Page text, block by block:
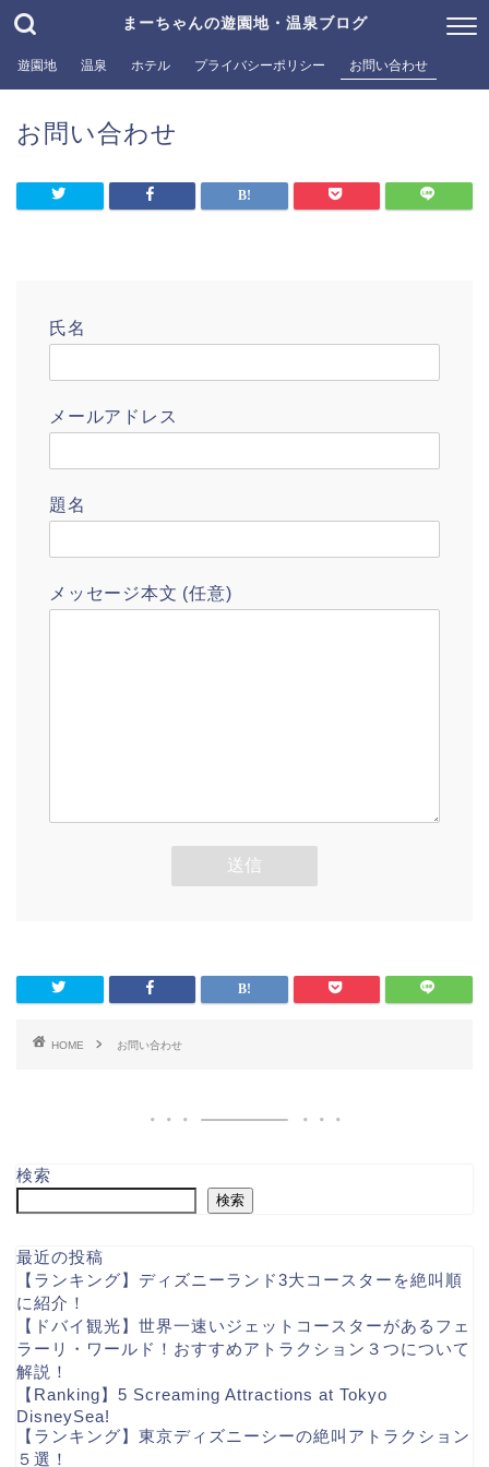
まーちゃんの遊園地・温泉ブログ
遊園地 温泉 ホテル プライバシーポリシー お問い合わせ
お問い合わせ
氏名
メールアドレス
題名
メッセージ本文 (任意)
HOME お問い合わせ
検索
検索
最近の投稿
【ランキング】ディズニーランド3大コースターを絶叫順
に紹介！
【ドバイ観光】世界一速いジェットコースターがあるフェ
ラーリ・ワールド！おすすめアトラクション３つについて
解説！
【Ranking】5 Screaming Attractions at Tokyo
DisneySea!
【ランキング】東京ディズニーシーの絶叫アトラクション
５選！